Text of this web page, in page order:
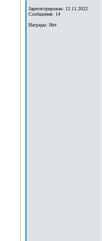
Зарегистрирован: 12.11.2022
Сообщения: 14
Награды: Нет